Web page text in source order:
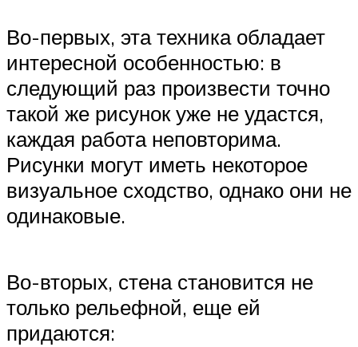
Во-первых, эта техника обладает
интересной особенностью: в
следующий раз произвести точно
такой же рисунок уже не удастся,
каждая работа неповторима.
Рисунки могут иметь некоторое
визуальное сходство, однако они не
одинаковые.
Во-вторых, стена становится не
только рельефной, еще ей
придаются: